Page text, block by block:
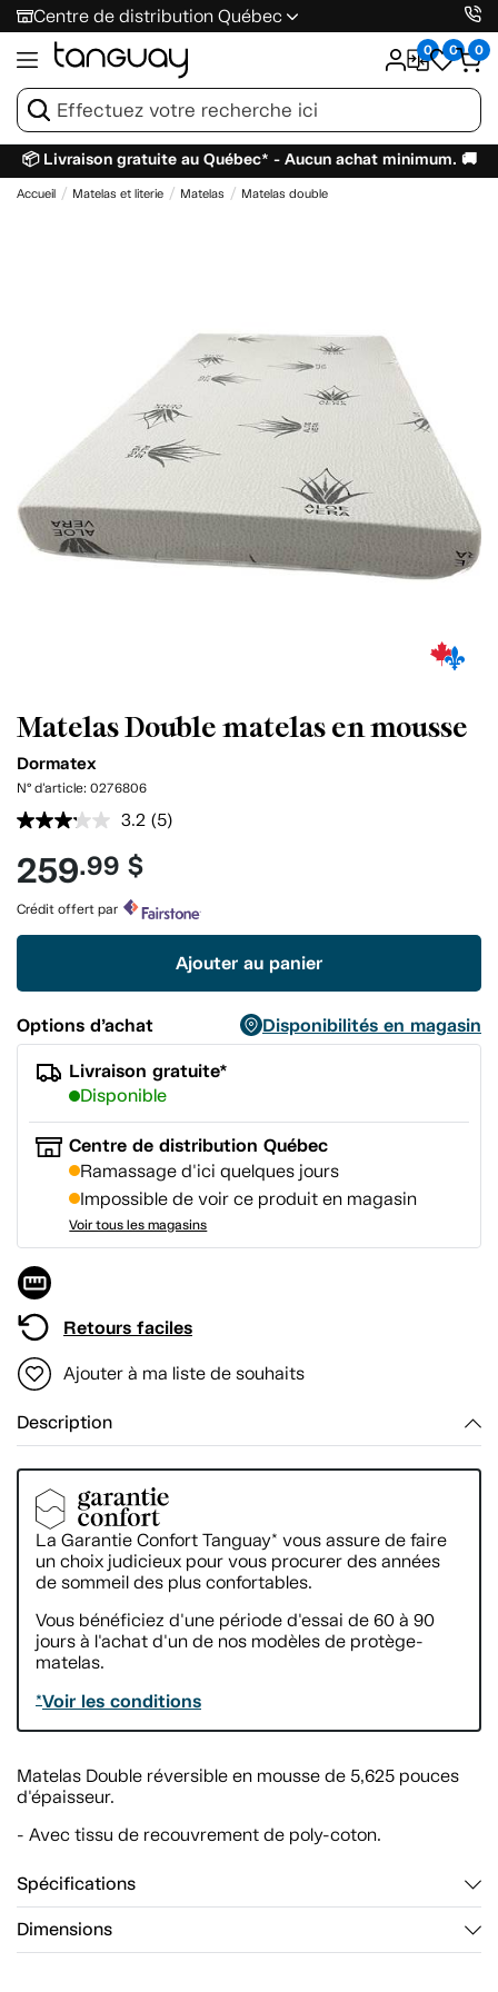
Centre de distribution Québec
0 0 0
📦 Livraison gratuite au Québec* - Aucun achat minimum. 🚚
Accueil Matelas et literie Matelas Matelas double
Matelas Double matelas en mousse
Dormatex
N° d'article: 0276806
3.2 Lire
vers
la
même
page.
(5)
259.99 $
Crédit offert par
Ajouter au panier
Options d’achat
Disponibilités en magasin
Livraison gratuite*
Disponible
Centre de distribution Québec
Ramassage d'ici quelques jours
Impossible de voir ce produit en magasin
Voir tous les magasins
Retours faciles
Ajouter à ma liste de souhaits
Description
La Garantie Confort Tanguay* vous assure de faire
un choix judicieux pour vous procurer des années
de sommeil des plus confortables.
Vous bénéficiez d'une période d'essai de 60 à 90
jours à l'achat d'un de nos modèles de protège-
matelas.
*Voir les conditions
Matelas Double réversible en mousse de 5,625 pouces
d'épaisseur.
- Avec tissu de recouvrement de poly-coton.
Spécifications
Dimensions